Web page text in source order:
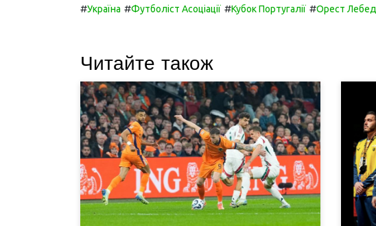
#Україна #Футболіст Асоціації #Кубок Португалії #Орест
Читайте також